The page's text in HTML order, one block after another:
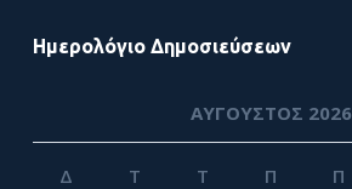
Ημερολόγιο Δημοσιεύσεων
ΑΎΓΟΥΣΤΟΣ 2026
Δ Τ Τ Π Π